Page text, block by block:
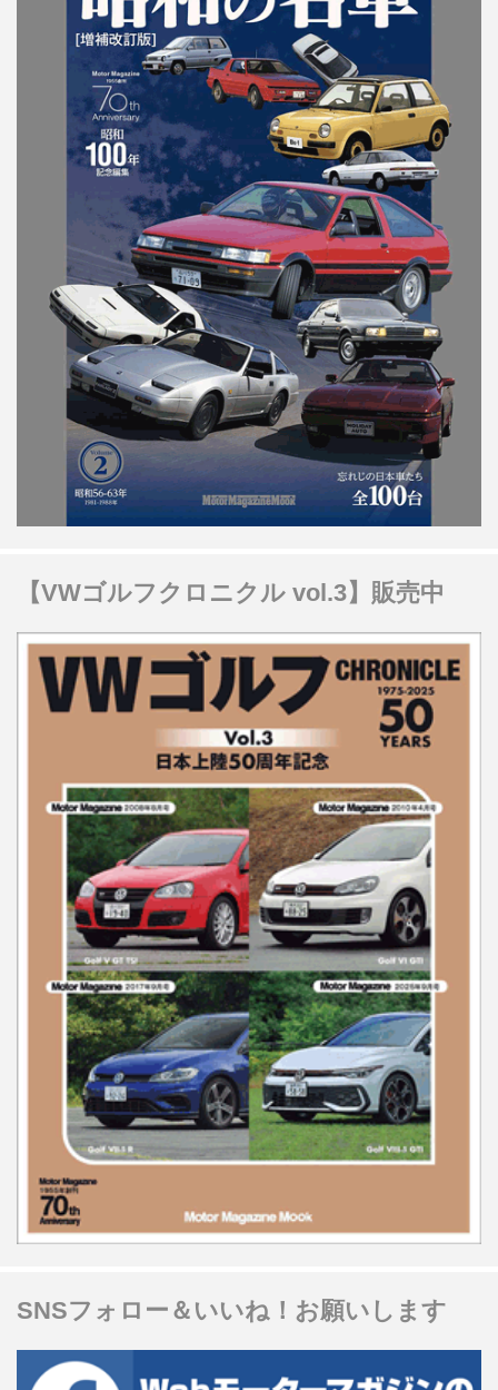
【VWゴルフクロニクル vol.3】販売中
SNSフォロー＆いいね！お願いします